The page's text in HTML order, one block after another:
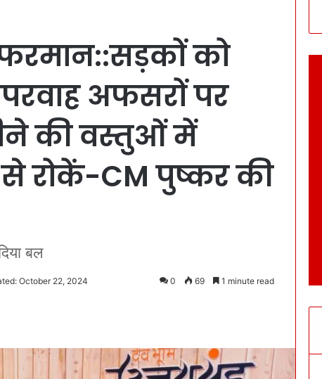
फरमान::सड़कों को
अफसरों पर
की वस्तुओं में
रोकें-CM पुष्कर की
बल
October 22, 2024 0 69 1 minute read